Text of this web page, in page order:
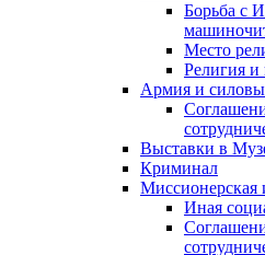
Борьба с
Место
Религия и
Армия и
Выставки в
Криминал
Миссионерская
Иная